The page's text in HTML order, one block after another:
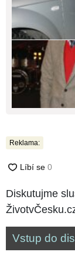
Reklama:
Diskutujme
Vstup do